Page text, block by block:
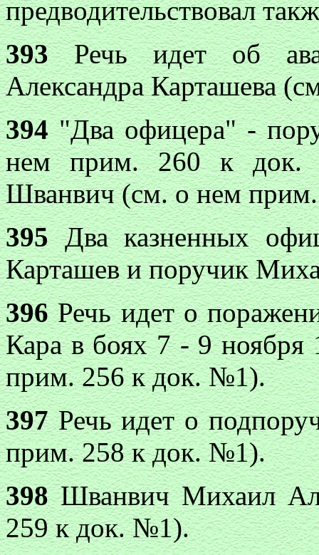
предводительствовал
393Речь идет об
Александра Карташева
394"Два офицера" -
нем прим. 260 к
Шванвич (см. о нем
395Два казненных
Карташев и поручик
396Речь идет о
Кара в боях 7 - 9 ноября
прим. 256 к док. №1).
397Речь идет о
прим. 258 к док. №1).
398Шванвич Михаил
259 к док. №1).